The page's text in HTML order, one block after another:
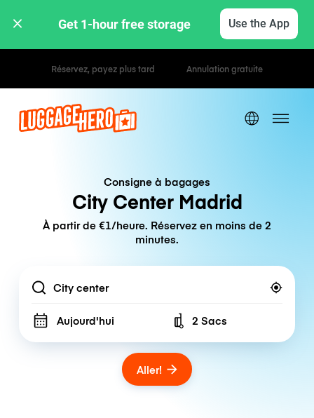
Get 1-hour free storage Use the App
Tarifs horaires / journaliers
Consigne à bagages
City Center Madrid
À partir de €1/heure. Réservez en moins de 2
minutes.
Location
Aujourd'hui Number of bags
2 Sacs
Aller!